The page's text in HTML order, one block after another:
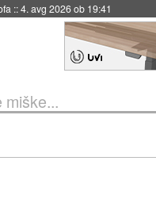
avg 2026 ob 19:41